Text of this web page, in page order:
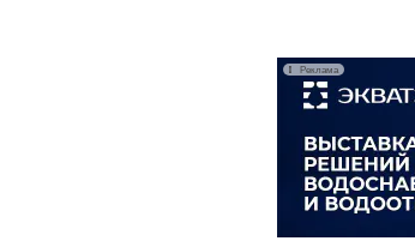
Реклама